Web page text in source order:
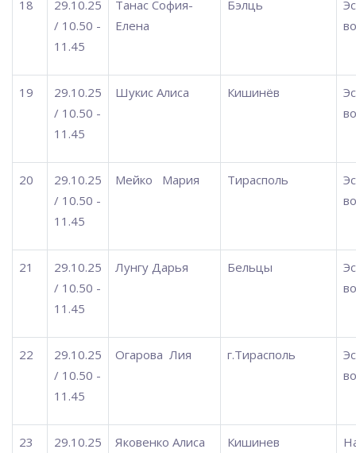
18
29.10.25
/ 10.50 -
11.45
Танас София-
Елена
Бэлць
19
29.10.25
/ 10.50 -
11.45
Шукис Алиса Кишинёв
20
29.10.25
/ 10.50 -
11.45
Мейко Мария Тирасполь
21
29.10.25
/ 10.50 -
11.45
Лунгу Дарья Бельцы
22
29.10.25
/ 10.50 -
11.45
Огарова Лия г.Тирасполь
23
29.10.25
Яковенко Алиса Кишинев